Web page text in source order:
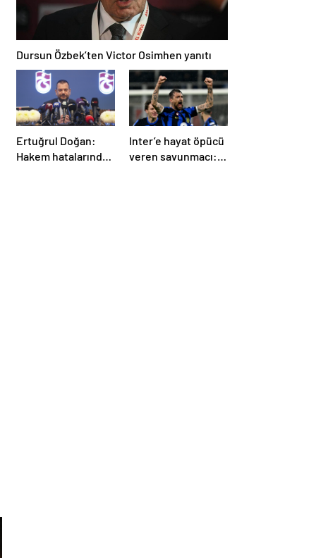
Dursun Özbek’ten Victor Osimhen yanıtı
Ertuğrul Doğan:
Hakem hatalarından
Inter’e hayat öpücü
veren savunmacı: